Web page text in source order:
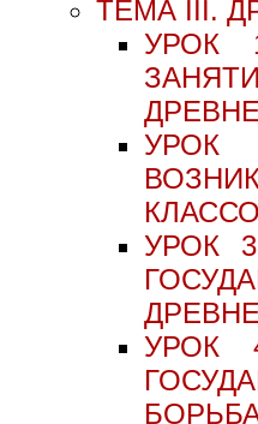
ТЕМА III.
УРОК
УРОК
УРОК